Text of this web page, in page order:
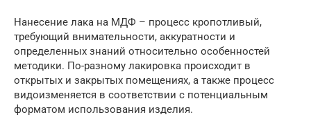
Нанесение лака на МДФ – процесс кропотливый,
требующий внимательности, аккуратности и
определенных знаний относительно особенностей
методики. По-разному лакировка происходит в
открытых и закрытых помещениях, а также процесс
видоизменяется в соответствии с потенциальным
форматом использования изделия.